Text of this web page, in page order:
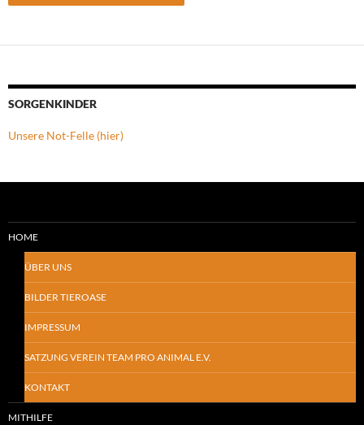
SORGENKINDER
Unsere Not-Felle (hier)
HOME
ÜBER UNS
BILDER TIEROASE
IMPRESSUM
SATZUNG VEREIN TEAM PRO ANIMAL E.V.
KONTAKT
MITHILFE